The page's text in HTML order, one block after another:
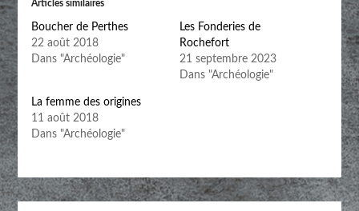
Articles similaires
Boucher de Perthes
22 août 2018
Dans "Archéologie"
Les Fonderies de
Rochefort
21 septembre 2023
Dans "Archéologie"
La femme des origines
11 août 2018
Dans "Archéologie"